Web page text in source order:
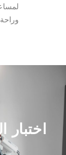
اختبار